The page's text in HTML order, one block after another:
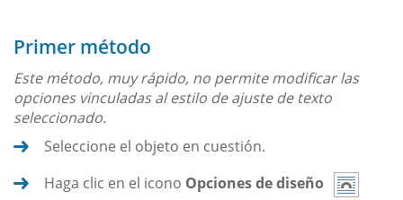
Primer método
Este método, muy rápido, no permite modificar las
opciones vinculadas al estilo de ajuste de texto
seleccionado.
Seleccione el objeto en cuestión.
Haga clic en el icono Opciones de diseño